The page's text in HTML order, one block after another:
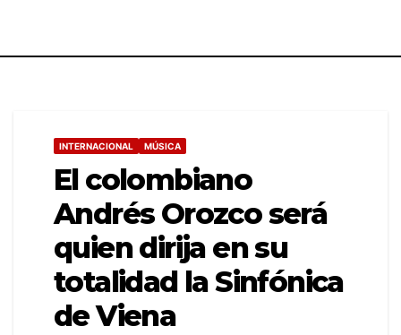
INTERNACIONAL MÚSICA
El colombiano
Andrés Orozco será
quien dirija en su
totalidad la Sinfónica
de Viena